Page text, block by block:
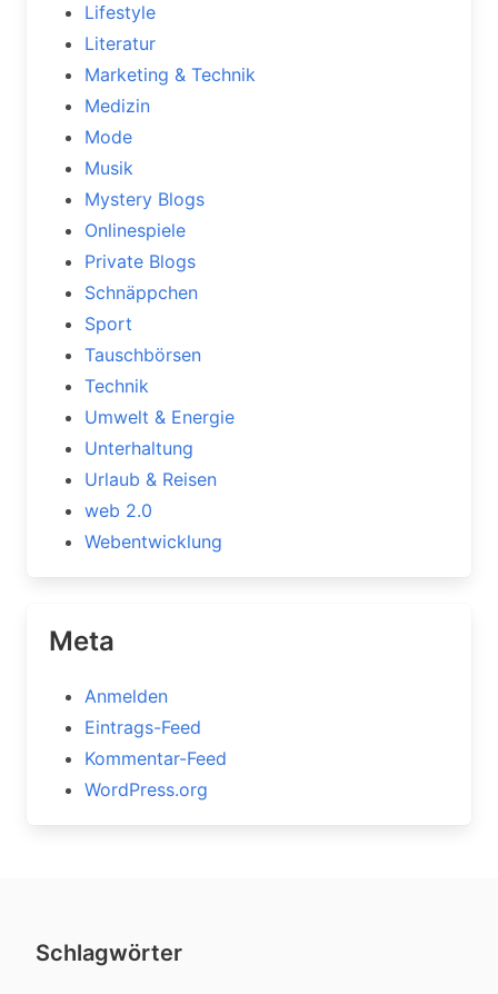
Lifestyle
Literatur
Marketing & Technik
Medizin
Mode
Musik
Mystery Blogs
Onlinespiele
Private Blogs
Schnäppchen
Sport
Tauschbörsen
Technik
Umwelt & Energie
Unterhaltung
Urlaub & Reisen
web 2.0
Webentwicklung
Meta
Anmelden
Eintrags-Feed
Kommentar-Feed
WordPress.org
Schlagwörter